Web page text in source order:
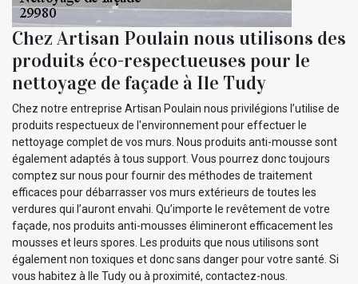
Chez Artisan Poulain nous utilisons des
produits éco-respectueuses pour le
nettoyage de façade à Ile Tudy
Chez notre entreprise Artisan Poulain nous privilégions l’utilise de
produits respectueux de l'environnement pour effectuer le
nettoyage complet de vos murs. Nous produits anti-mousse sont
également adaptés à tous support. Vous pourrez donc toujours
comptez sur nous pour fournir des méthodes de traitement
efficaces pour débarrasser vos murs extérieurs de toutes les
verdures qui l’auront envahi. Qu’importe le revêtement de votre
façade, nos produits anti-mousses élimineront efficacement les
mousses et leurs spores. Les produits que nous utilisons sont
également non toxiques et donc sans danger pour votre santé. Si
vous habitez à Ile Tudy ou à proximité, contactez-nous.